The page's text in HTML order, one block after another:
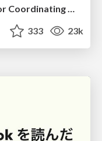
Distributed Sagas: A Protocol for Coordinating Microservices
333 23k